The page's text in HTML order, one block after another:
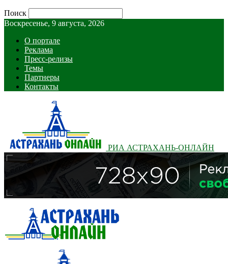
Поиск
Воскресенье, 9 августа, 2026
О портале
Реклама
Пресс-релизы
Темы
Партнеры
Контакты
РИА АСТРАХАНЬ-ОНЛАЙН